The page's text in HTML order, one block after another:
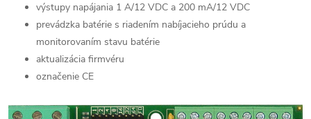
výstupy napájania 1 A/12 VDC a 200 mA/12 VDC
prevádzka batérie s riadením nabíjacieho prúdu a
monitorovaním stavu batérie
aktualizácia firmvéru
označenie CE